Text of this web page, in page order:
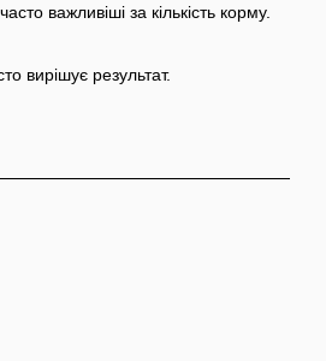
важливіші за кількість корму.
вирішує результат.